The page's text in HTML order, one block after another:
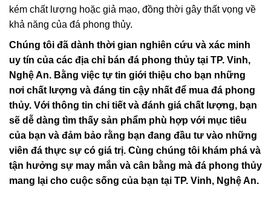
kém chất lượng hoặc giả mạo, đồng thời gây thất vọng về
khả năng của đá phong thủy.
Chúng tôi đã dành thời gian nghiên cứu và xác minh
uy tín của các địa chỉ bán đá phong thủy tại TP. Vinh,
Nghệ An. Bằng việc tự tin giới thiệu cho bạn những
nơi chất lượng và đáng tin cậy nhất để mua đá phong
thủy. Với thông tin chi tiết và đánh giá chất lượng, bạn
sẽ dễ dàng tìm thấy sản phẩm phù hợp với mục tiêu
của bạn và đảm bảo rằng bạn đang đầu tư vào những
viên đá thực sự có giá trị. Cùng chúng tôi khám phá và
tận hưởng sự may mắn và cân bằng mà đá phong thủy
mang lại cho cuộc sống của bạn tại TP. Vinh, Nghệ An.